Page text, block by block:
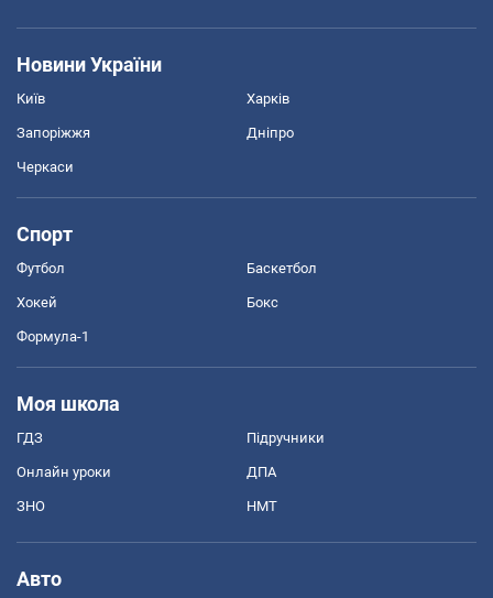
Новини України
Київ Харків
Запоріжжя Дніпро
Черкаси
Спорт
Футбол Баскетбол
Хокей Бокс
Формула-1
Моя школа
ГДЗ Підручники
Онлайн уроки ДПА
ЗНО НМТ
Авто